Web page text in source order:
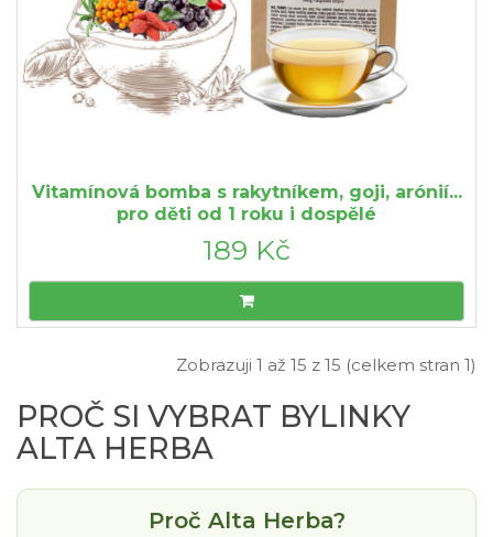
Vitamínová bomba s rakytníkem, goji, arónií...
pro děti od 1 roku i dospělé
189 Kč
Zobrazuji 1 až 15 z 15 (celkem stran 1)
PROČ SI VYBRAT BYLINKY
ALTA HERBA
Proč Alta Herba?